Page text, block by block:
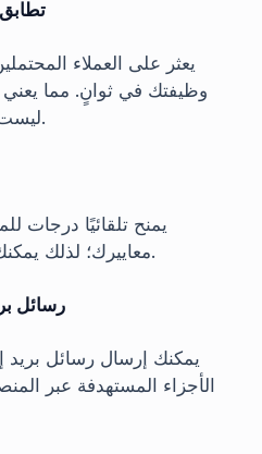
يعثر على العملاء
وظيفتك في ثوانٍ. مما يعني
ليست عشوائية وإنما إستراتيجية.
يمنح تلقائيًا درجات
معاييرك؛ لذلك يمكنك منح الأولوية للأكثر حرارة.
رسائل
يمكنك إرسال رسائل
الأجزاء المستهدفة عبر